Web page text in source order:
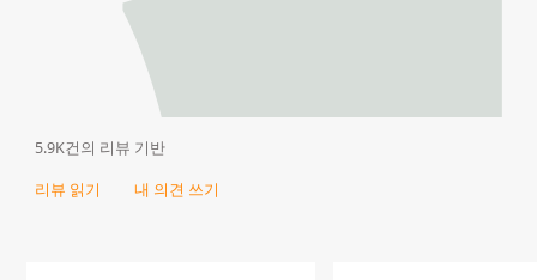
5.9K건의 리뷰 기반
리뷰 읽기 내 의견 쓰기